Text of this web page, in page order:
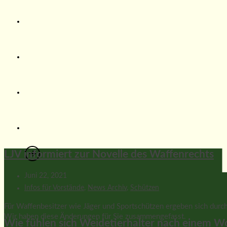
LJV informiert zur Novelle des Waffenrechts
Juni 22, 2021
Infos für Vorstände, News Archiv, Schützen
Für Waffenbesitzer wie Jäger und Sportschützen ergeben sich
Wir haben diese Änderungen für Sie zusammengefasst.
Wie fühlen sich Weidetierhalter nach einem